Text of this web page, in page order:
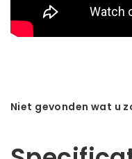
Niet gevonden wat u